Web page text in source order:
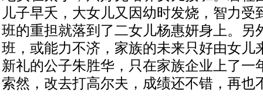
儿子早夭，大女儿又因幼时发烧，智力受
班的重担就落到了二女儿杨惠妍身上。另
班，或能力不济，家族的未来只好由女儿
新礼的公子朱胜华，只在家族企业上了一
索然，改去打高尔夫，成绩还不错，再也